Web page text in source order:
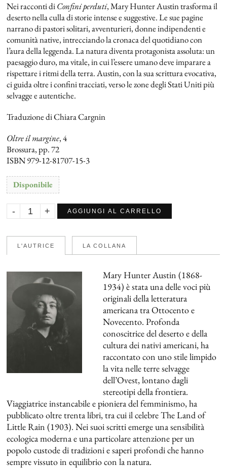
Nei racconti diConfini perduti, Mary Hunter Austin trasforma il
deserto nella culla di storie intense e suggestive. Le sue pagine
narrano di pastori solitari, avventurieri, donne indipendenti e
comunità native, intrecciando la cronaca del quotidiano con
l’aura della leggenda. La natura diventa protagonista assoluta: un
paesaggio duro, ma vitale, in cui l’essere umano deve imparare a
rispettare i ritmi della terra. Austin, con la sua scrittura evocativa,
ci guida oltre i confini tracciati, verso le zone degli Stati Uniti più
selvagge e autentiche.
Traduzione di Chiara Cargnin
Oltre il margine, 4
Brossura, pp. 72
ISBN 979-12-81707-15-3
Disponibile
AGGIUNGI AL CARRELLO
L'AUTRICE LA COLLANA
Mary Hunter Austin (1868-
1934) è stata una delle voci più
originali della letteratura
americana tra Ottocento e
Novecento. Profonda
conoscitrice del deserto e della
cultura dei nativi americani, ha
raccontato con uno stile limpido
la vita nelle terre selvagge
dell’Ovest, lontano dagli
stereotipi della frontiera.
Viaggiatrice instancabile e pioniera del femminismo, ha
pubblicato oltre trenta libri, tra cui il celebreThe Land of
Little Rain (1903). Nei suoi scritti emerge una sensibilità
ecologica moderna e una particolare attenzione per un
popolo custode di tradizioni e saperi profondi che hanno
sempre vissuto in equilibrio con la natura.